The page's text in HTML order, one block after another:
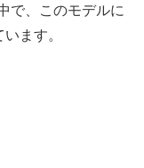
で、このモデルに
ます。